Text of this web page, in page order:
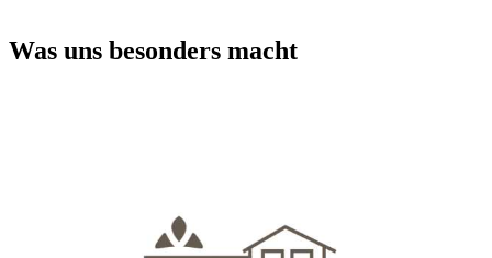
Was uns besonders macht